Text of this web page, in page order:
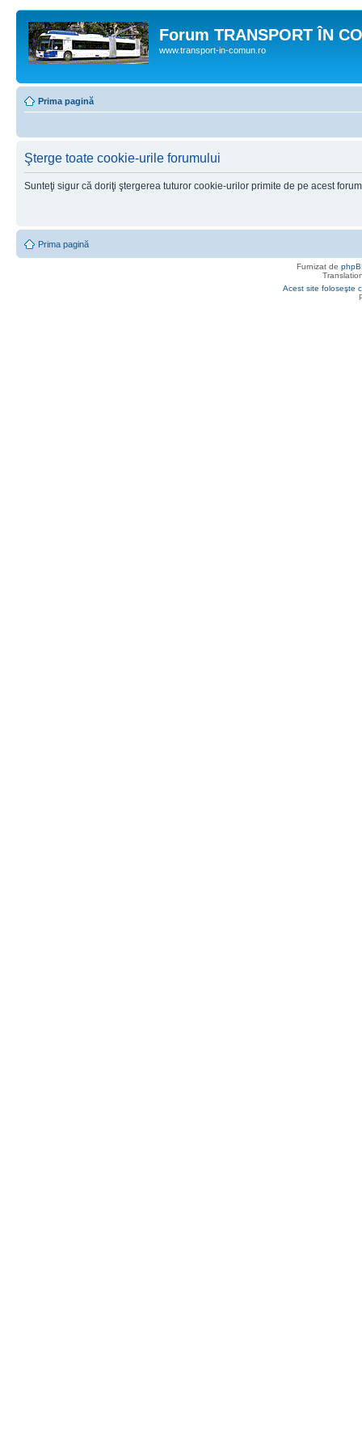
Forum TRANSPORT ÎN
www.transport-in-comun.ro
Prima pagină
Şterge toate cookie-urile forumului
Sunteţi sigur că doriţi ştergerea tuturor cookie-urilor primite de pe acest
Prima pagină
Furnizat de
Acest site foloseşte